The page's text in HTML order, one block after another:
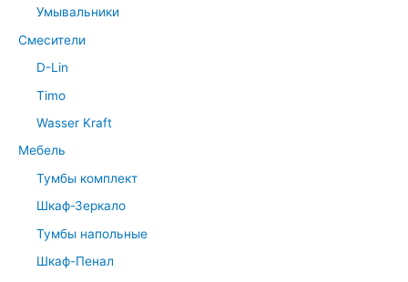
Умывальники
Смесители
D-Lin
Timo
Wasser Kraft
Мебель
Тумбы комплект
Шкаф-Зеркало
Тумбы напольные
Шкаф-Пенал